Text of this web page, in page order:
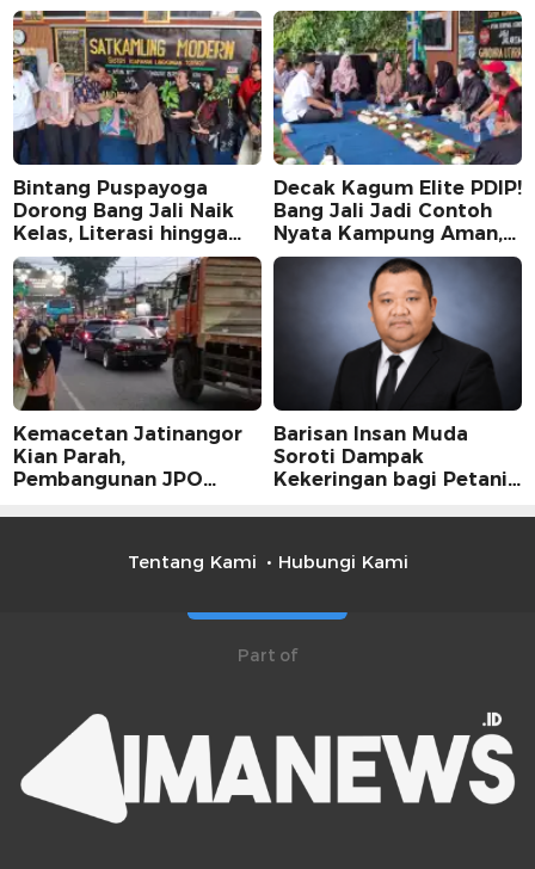
Bintang Puspayoga
Dorong Bang Jali Naik
Kelas, Literasi hingga
UMKM Digital Jadi
Fokus
Decak Kagum Elite PDIP!
Bang Jali Jadi Contoh
Nyata Kampung Aman,
Bersih, dan Mandiri
Kemacetan Jatinangor
Kian Parah,
Pembangunan JPO
Barisan Insan Muda
Soroti Dampak
Kekeringan bagi Petani,
Tentang Kami
Hubungi Kami
Part of